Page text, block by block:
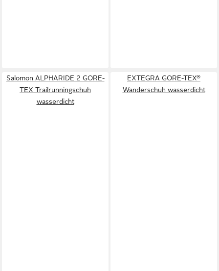
Salomon ALPHARIDE 2 GORE-
TEX Trailrunningschuh
wasserdicht
EXTEGRA GORE-TEX®
Wanderschuh wasserdicht